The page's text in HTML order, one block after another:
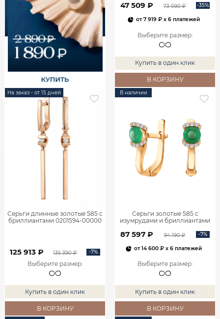
47 509 ₽ 73 090 ₽ -35%
от7 919 ₽ x 6 платежей
Выберите размер:
Купить в один клик
В КОРЗИНУ
На заказ - от 15 дней
Серьги длинные золотые 585 с
бриллиантами 0201594-00000
125 913 ₽ 135 390 ₽ -7%
Выберите размер:
Купить в один клик
В КОРЗИНУ
В наличии
Серьги золотые 585 с
изумрудами и бриллиантами
87 597 ₽ 94 190 ₽ -7%
от14 600 ₽ x 6 платежей
Выберите размер:
Купить в один клик
В КОРЗИНУ